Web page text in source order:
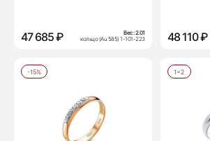
47 685 ₽ Вес:2.01
кольцо (Au 585) 1-101-223
48 110 ₽
-15% 1=2